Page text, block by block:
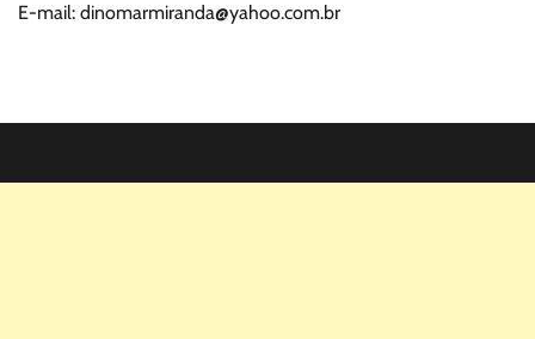
E-mail: dinomarmiranda@yahoo.com.br